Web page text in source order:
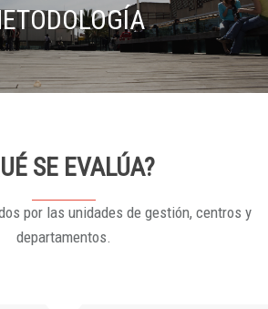
SE EVALÚA?
por las unidades de gestión, centros y
departamentos.